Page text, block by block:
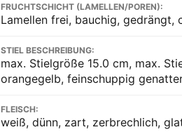
FRUCHTSCHICHT (LAMELLEN/POREN):
Lamellen frei, bauchig, gedrängt,
STIEL BESCHREIBUNG:
max. Stielgröße 15.0 cm, max.
orangegelb, feinschuppig
FLEISCH:
weiß, dünn, zart, zerbrechlich,